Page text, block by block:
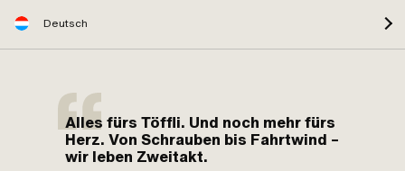
Deutsch
Alles fürs Töffli. Und noch mehr fürs
Herz. Von Schrauben bis Fahrtwind –
wir leben Zweitakt.